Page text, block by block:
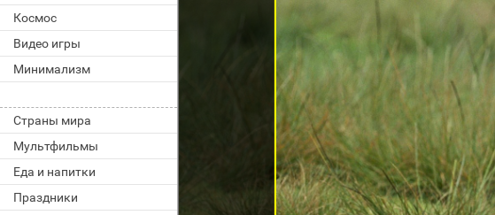
Космос
Видео игры
Минимализм
Страны мира
Мультфильмы
Еда и напитки
Праздники